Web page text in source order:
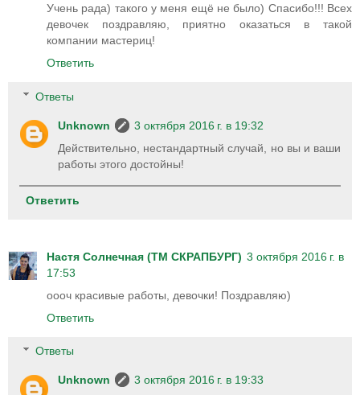
Учень рада) такого у меня ещё не было) Спасибо!!! Всех
девочек поздравляю, приятно оказаться в такой
компании мастериц!
Ответить
Ответы
Unknown
3 октября 2016 г. в 19:32
Действительно, нестандартный случай, но вы и ваши
работы этого достойны!
Ответить
Настя Солнечная (ТМ СКРАПБУРГ) 3 октября 2016 г. в
17:53
оооч красивые работы, девочки! Поздравляю)
Ответить
Ответы
Unknown
3 октября 2016 г. в 19:33